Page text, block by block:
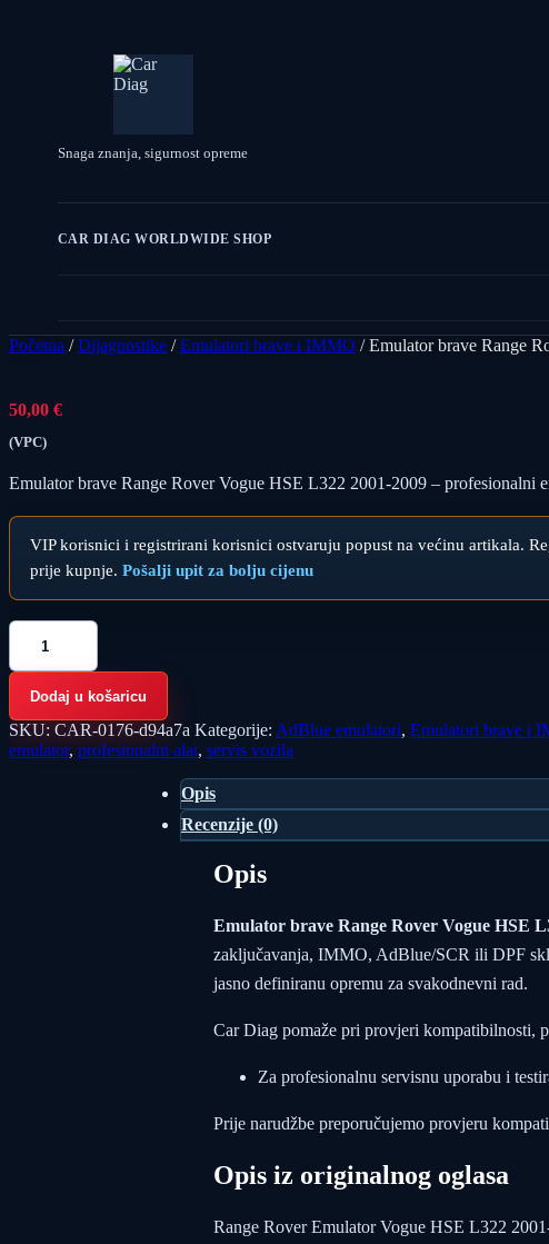
Snaga znanja, sigurnost opreme
CAR DIAG WORLDWIDE SHOP
Početna /Dijagnostike /Emulatori brave i IMMO / Emulator brave Range
50,00 €
(VPC)
Emulator brave Range Rover Vogue HSE L322 2001-2009 – profesionalni
VIP korisnici i registrirani korisnici ostvaruju popust na većinu artikala.
prije kupnje. Pošalji upit za bolju cijenu
Emulator
brave
Range
Rover
HSE
L322
Dodaj u košaricu
SKU: CAR-0176-d94a7a Kategorije: AdBlue emulatori, Emulatori brave i
emulator, profesionalni alat, servis vozila
Opis
Recenzije (0)
Opis
Emulator brave Range Rover Vogue HSE
zaključavanja, IMMO, AdBlue/SCR ili DPF
jasno definiranu opremu za svakodnevni rad.
Car Diag pomaže pri provjeri kompatibilnosti,
Za profesionalnu servisnu uporabu i
Prije narudžbe preporučujemo provjeru
Opis iz originalnog oglasa
Range Rover Emulator Vogue HSE L322